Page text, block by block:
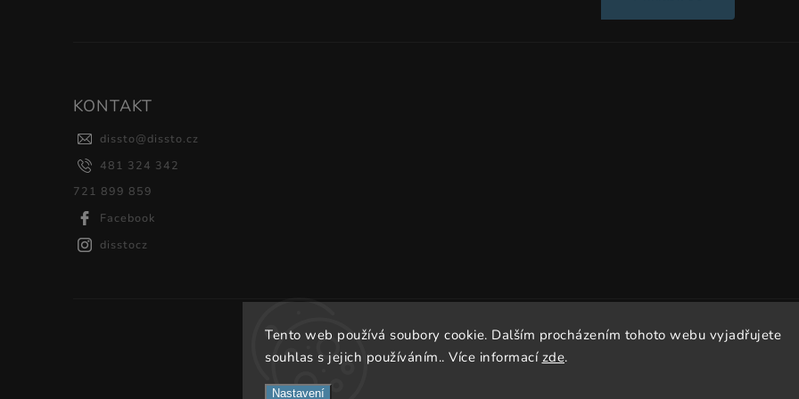
Tento web používá soubory cookie. Dalším procházením tohoto webu vyjadřujete
souhlas s jejich používáním.. Více informací zde.
Nastavení
KONTAKT
dissto@dissto.cz
481 324 342
721 899 859
Facebook
disstocz
Copyright 2026Dissto. Všechna práva vyhrazena.
VytvořilShoptet